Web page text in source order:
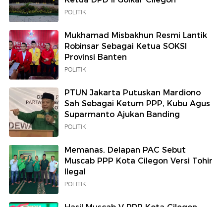
POLITIK
Mukhamad Misbakhun Resmi Lantik
Robinsar Sebagai Ketua SOKSI
Provinsi Banten
POLITIK
PTUN Jakarta Putuskan Mardiono
Sah Sebagai Ketum PPP, Kubu Agus
Suparmanto Ajukan Banding
POLITIK
Memanas, Delapan PAC Sebut
Muscab PPP Kota Cilegon Versi Tohir
Ilegal
POLITIK